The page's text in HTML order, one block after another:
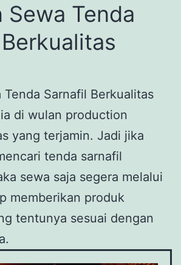
Sewa Tenda
Tenda Sarnafil Berkualitas
di wulan production
yang terjamin. Jadi jika
tenda sarnafil
sewa saja segera melalui
memberikan produk
tentunya sesuai dengan